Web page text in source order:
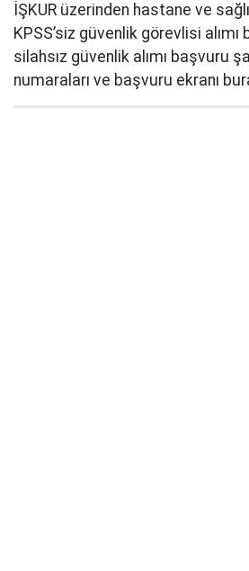
İŞKUR üzerinden hastane ve
KPSS’siz güvenlik görevlisi alımı
silahsız güvenlik alımı başvuru
numaraları ve başvuru ekranı